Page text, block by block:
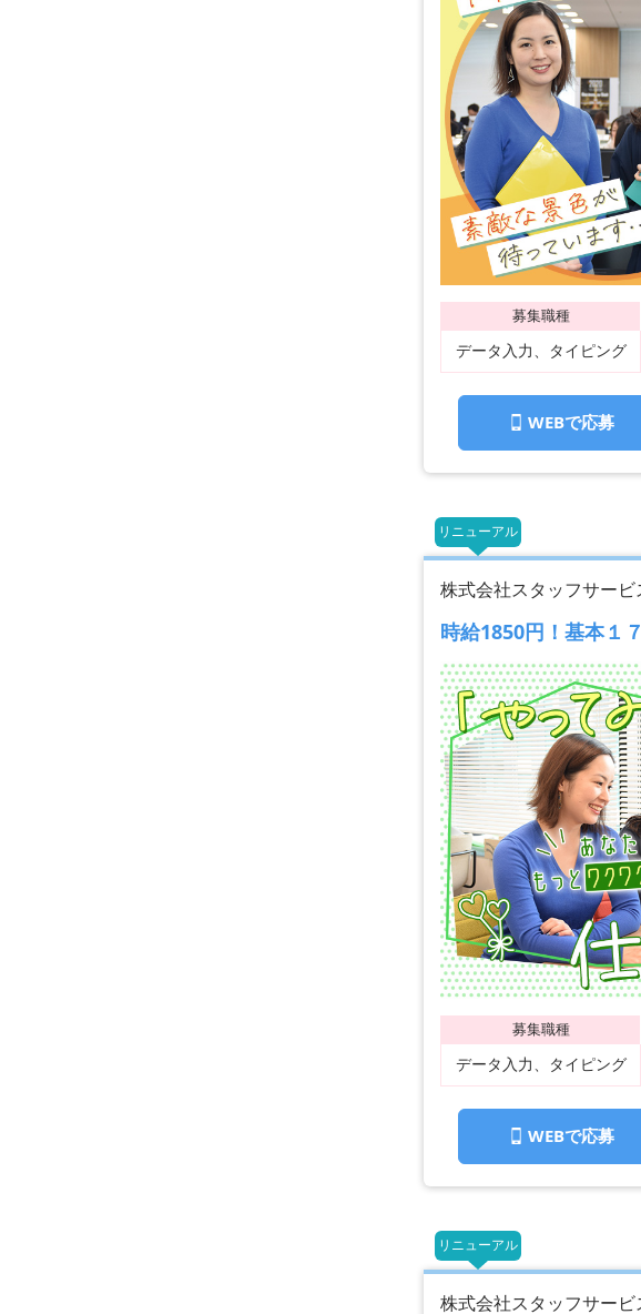
募集職種
データ入力、タイピング
WEBで応募
リニューアル
株式会社スタッフサービ
時給1850円！基本１
募集職種
データ入力、タイピング
WEBで応募
リニューアル
株式会社スタッフサービ